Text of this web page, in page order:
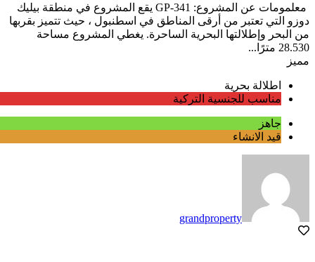
معلمومات عن المشروع: GP-341 يقع المشروع في منطقة بيليك
دوزو التي تعتبر من أرقى المناطق في اسطنبول ، حيث تتميز بقربها
من البحر وإطلالتها البحرية الساحرة. يغطي المشروع مساحة
28.530 مترًا...
مميز
اطلالة بحرية
مناسب للجنسية التركية
جاهز
قيد الانشاء
grandproperty